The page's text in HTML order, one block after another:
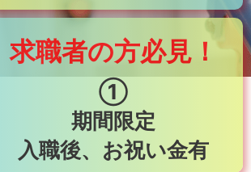
求職者の方必見！
①
期間限定
入職後、お祝い金有